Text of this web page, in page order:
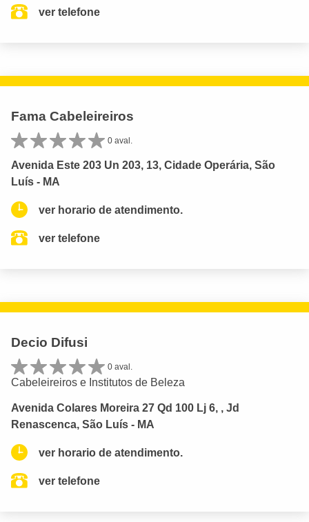
ver telefone
Fama Cabeleireiros
0 aval.
Avenida Este 203 Un 203, 13, Cidade Operária, São
Luís - MA
ver horario de atendimento.
ver telefone
Decio Difusi
0 aval.
Cabeleireiros e Institutos de Beleza
Avenida Colares Moreira 27 Qd 100 Lj 6, , Jd
Renascenca, São Luís - MA
ver horario de atendimento.
ver telefone